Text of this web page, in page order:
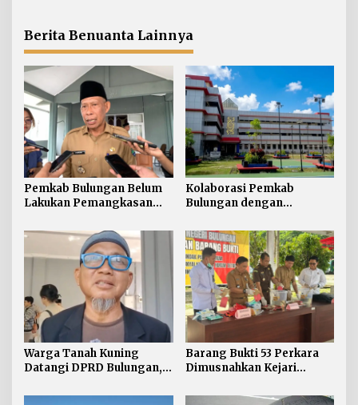
Diselesaikan
Berita Benuanta Lainnya
Pemkab Bulungan Belum
Lakukan Pemangkasan
Ada Arahan Pusat
Kolaborasi Pemkab
Bulungan dengan
Desa/Kelurahan Satu
Sarjana
Warga Tanah Kuning
Datangi DPRD Bulungan,
Persen segera
Barang Bukti 53 Perkara
Dimusnahkan Kejari
Didominasi Kasus Sabu